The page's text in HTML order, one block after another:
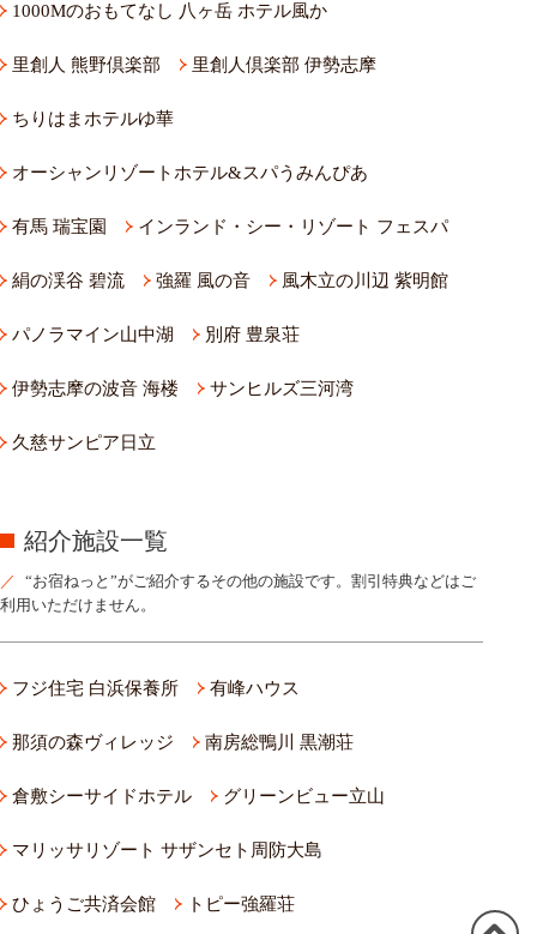
1000Mのおもてなし 八ヶ岳 ホテル風か
里創人 熊野倶楽部 里創人倶楽部 伊勢志摩
ちりはまホテルゆ華
オーシャンリゾートホテル&スパうみんぴあ
有馬 瑞宝園 インランド・シー・リゾート フェスパ
絹の渓谷 碧流 強羅 風の音 風木立の川辺 紫明館
パノラマイン山中湖 別府 豊泉荘
伊勢志摩の波音 海楼 サンヒルズ三河湾
久慈サンピア日立
紹介施設一覧
“お宿ねっと”がご紹介するその他の施設です。割引特典などはご
利用いただけません。
フジ住宅 白浜保養所 有峰ハウス
那須の森ヴィレッジ 南房総鴨川 黒潮荘
倉敷シーサイドホテル グリーンビュー立山
マリッサリゾート サザンセト周防大島
ひょうご共済会館 トピー強羅荘